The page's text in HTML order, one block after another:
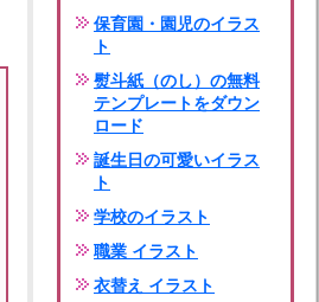
保育園・園児のイラス
ト
熨斗紙（のし）の無料
テンプレートをダウン
ロード
誕生日の可愛いイラス
ト
学校のイラスト
職業 イラスト
衣替え イラスト